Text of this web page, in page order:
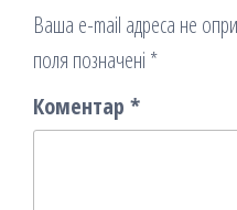
Ваша e-mail адреса не
поля позначені *
Коментар *